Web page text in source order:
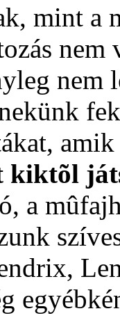
mint a
nem
nem
kiktõl
a